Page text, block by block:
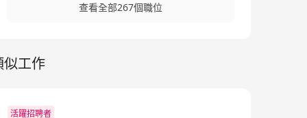
查看全部267個職位
似工作
活躍招聘者